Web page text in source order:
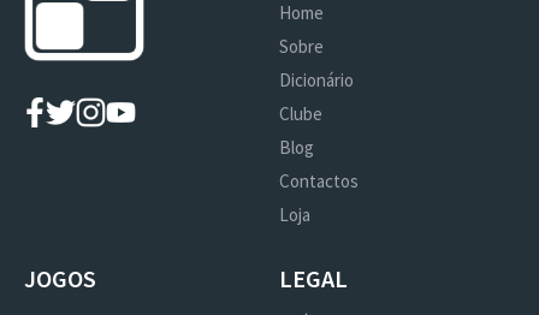
Home
Sobre
Dicionário
Clube
Blog
Contactos
Loja
JOGOS LEGAL